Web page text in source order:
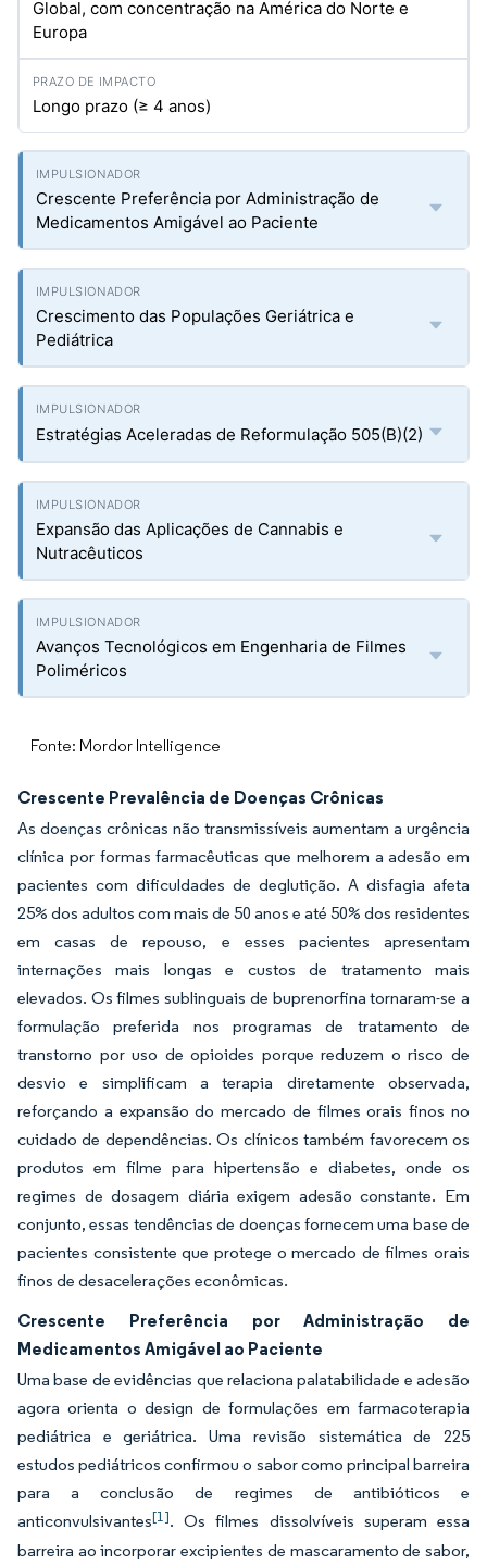
Global, com concentração na América do Norte e
Europa
Longo prazo (≥ 4 anos)
Crescente Preferência por Administração de
Medicamentos Amigável ao Paciente
Crescimento das Populações Geriátrica e
Pediátrica
Estratégias Aceleradas de Reformulação 505(B)(2)
Expansão das Aplicações de Cannabis e
Nutracêuticos
Avanços Tecnológicos em Engenharia de Filmes
Poliméricos
Fonte: Mordor Intelligence
Crescente Prevalência de Doenças Crônicas
As doenças crônicas não transmissíveis aumentam a urgência
clínica por formas farmacêuticas que melhorem a adesão em
pacientes com dificuldades de deglutição. A disfagia afeta
25% dos adultos com mais de 50 anos e até 50% dos residentes
em casas de repouso, e esses pacientes apresentam
internações mais longas e custos de tratamento mais
elevados. Os filmes sublinguais de buprenorfina tornaram-se a
formulação preferida nos programas de tratamento de
transtorno por uso de opioides porque reduzem o risco de
desvio e simplificam a terapia diretamente observada,
reforçando a expansão do mercado de filmes orais finos no
cuidado de dependências. Os clínicos também favorecem os
produtos em filme para hipertensão e diabetes, onde os
regimes de dosagem diária exigem adesão constante. Em
conjunto, essas tendências de doenças fornecem uma base de
pacientes consistente que protege o mercado de filmes orais
finos de desacelerações econômicas.
Crescente Preferência por Administração de
Medicamentos Amigável ao Paciente
Uma base de evidências que relaciona palatabilidade e adesão
agora orienta o design de formulações em farmacoterapia
pediátrica e geriátrica. Uma revisão sistemática de 225
estudos pediátricos confirmou o sabor como principal barreira
para a conclusão de regimes de antibióticos e
anticonvulsivantes[1]. Os filmes dissolvíveis superam essa
barreira ao incorporar excipientes de mascaramento de sabor,